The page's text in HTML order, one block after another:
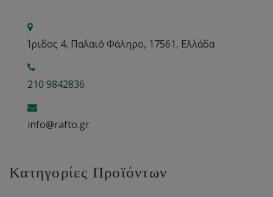
Ίριδος 4, Παλαιό Φάληρο, 17561, Ελλάδα
210 9842836
info@rafto.gr
Κατηγορίες Προϊόντων